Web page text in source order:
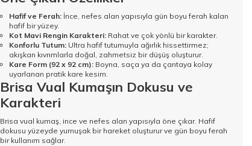
Hafif ve Ferah: İnce, nefes alan yapısıyla gün boyu ferah kalan
hafif bir yüzey.
Kot Mavi Rengin Karakteri: Rahat ve çok yönlü bir karakter.
Konforlu Tutum: Ultra hafif tutumuyla ağırlık hissettirmez;
akışkan kıvrımlarla doğal, zahmetsiz bir düşüş oluşturur.
Kare Form (92 x 92 cm): Boyna, saça ya da çantaya kolay
uyarlanan pratik kare kesim.
Brisa Vual Kumaşın Dokusu ve
Karakteri
Brisa vual kumaş, ince ve nefes alan yapısıyla öne çıkar. Hafif
dokusu yüzeyde yumuşak bir hareket oluşturur ve gün boyu ferah
bir kullanım sağlar.